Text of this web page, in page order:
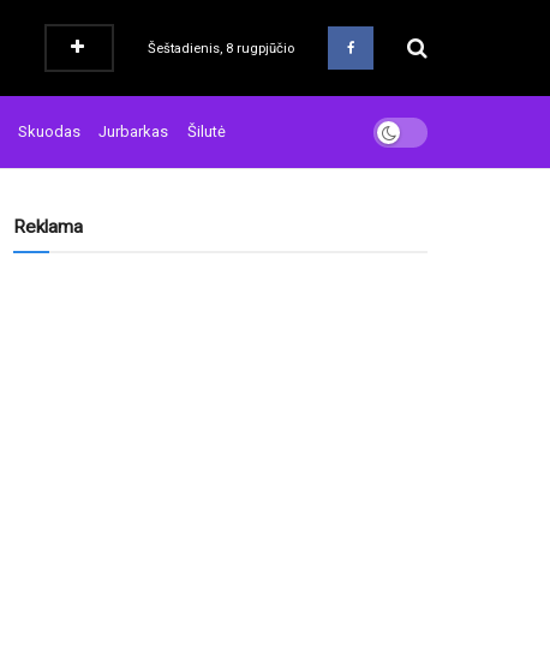
Šeštadienis, 8 rugpjūčio
Skuodas Jurbarkas Šilutė
Reklama